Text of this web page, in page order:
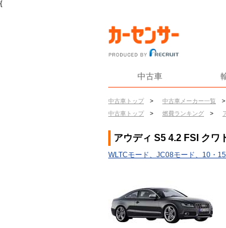
{
中古車
中古車トップ > 中古車メーカー一覧 >
中古車トップ
> 燃費ランキング >
アウディ S5 4.2 FSI クワ
WLTCモード、JC08モード、10・